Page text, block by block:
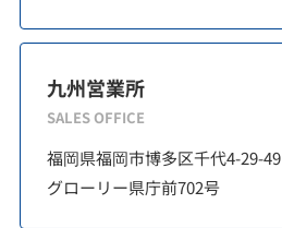
九州営業所
SALES OFFICE
福岡県福岡市博多区千代4-29-49
グローリー県庁前702号